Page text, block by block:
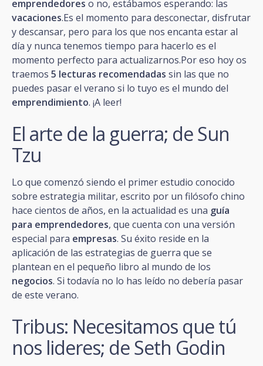
emprendedores o no, estábamos esperando: las
vacaciones.Es el momento para desconectar, disfrutar
y descansar, pero para los que nos encanta estar al
día y nunca tenemos tiempo para hacerlo es el
momento perfecto para actualizarnos.Por eso hoy os
traemos 5 lecturas recomendadas sin las que no
puedes pasar el verano si lo tuyo es el mundo del
emprendimiento. ¡A leer!
El arte de la guerra; de Sun
Tzu
Lo que comenzó siendo el primer estudio conocido
sobre estrategia militar, escrito por un filósofo chino
hace cientos de años, en la actualidad es una guía
para emprendedores, que cuenta con una versión
especial para empresas. Su éxito reside en la
aplicación de las estrategias de guerra que se
plantean en el pequeño libro al mundo de los
negocios. Si todavía no lo has leído no debería pasar
de este verano.
Tribus: Necesitamos que tú
nos lideres; de Seth Godin